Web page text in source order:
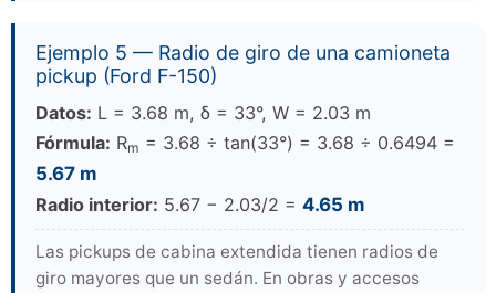
Ejemplo 5 — Radio de giro de una camioneta
pickup (Ford F-150)
Datos: L = 3.68 m, δ = 33°, W = 2.03 m
Fórmula: Rm = 3.68 ÷ tan(33°) = 3.68 ÷ 0.6494 =
5.67 m
Radio interior: 5.67 − 2.03/2 = 4.65 m
Las pickups de cabina extendida tienen radios de
giro mayores que un sedán. En obras y accesos